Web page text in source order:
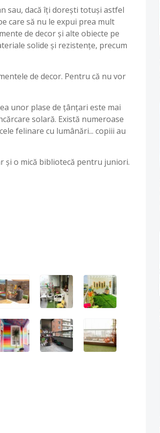
sau, dacă îţi doreşti totuşi astfel
care să nu le expui prea mult
de decor şi alte obiecte pe
solide şi rezistenţe, precum
de decor. Pentru că nu vor
unor plase de țânțari este mai
solară. Există numeroase
felinare cu lumânări... copiii au
și o mică bibliotecă pentru juniori.